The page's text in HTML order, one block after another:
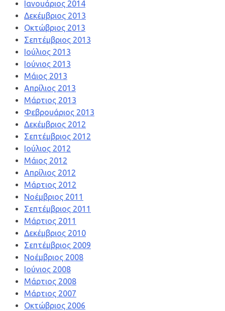
Ιανουάριος 2014
Δεκέμβριος 2013
Οκτώβριος 2013
Σεπτέμβριος 2013
Ιούλιος 2013
Ιούνιος 2013
Μάιος 2013
Απρίλιος 2013
Μάρτιος 2013
Φεβρουάριος 2013
Δεκέμβριος 2012
Σεπτέμβριος 2012
Ιούλιος 2012
Μάιος 2012
Απρίλιος 2012
Μάρτιος 2012
Νοέμβριος 2011
Σεπτέμβριος 2011
Μάρτιος 2011
Δεκέμβριος 2010
Σεπτέμβριος 2009
Νοέμβριος 2008
Ιούνιος 2008
Μάρτιος 2008
Μάρτιος 2007
Οκτώβριος 2006